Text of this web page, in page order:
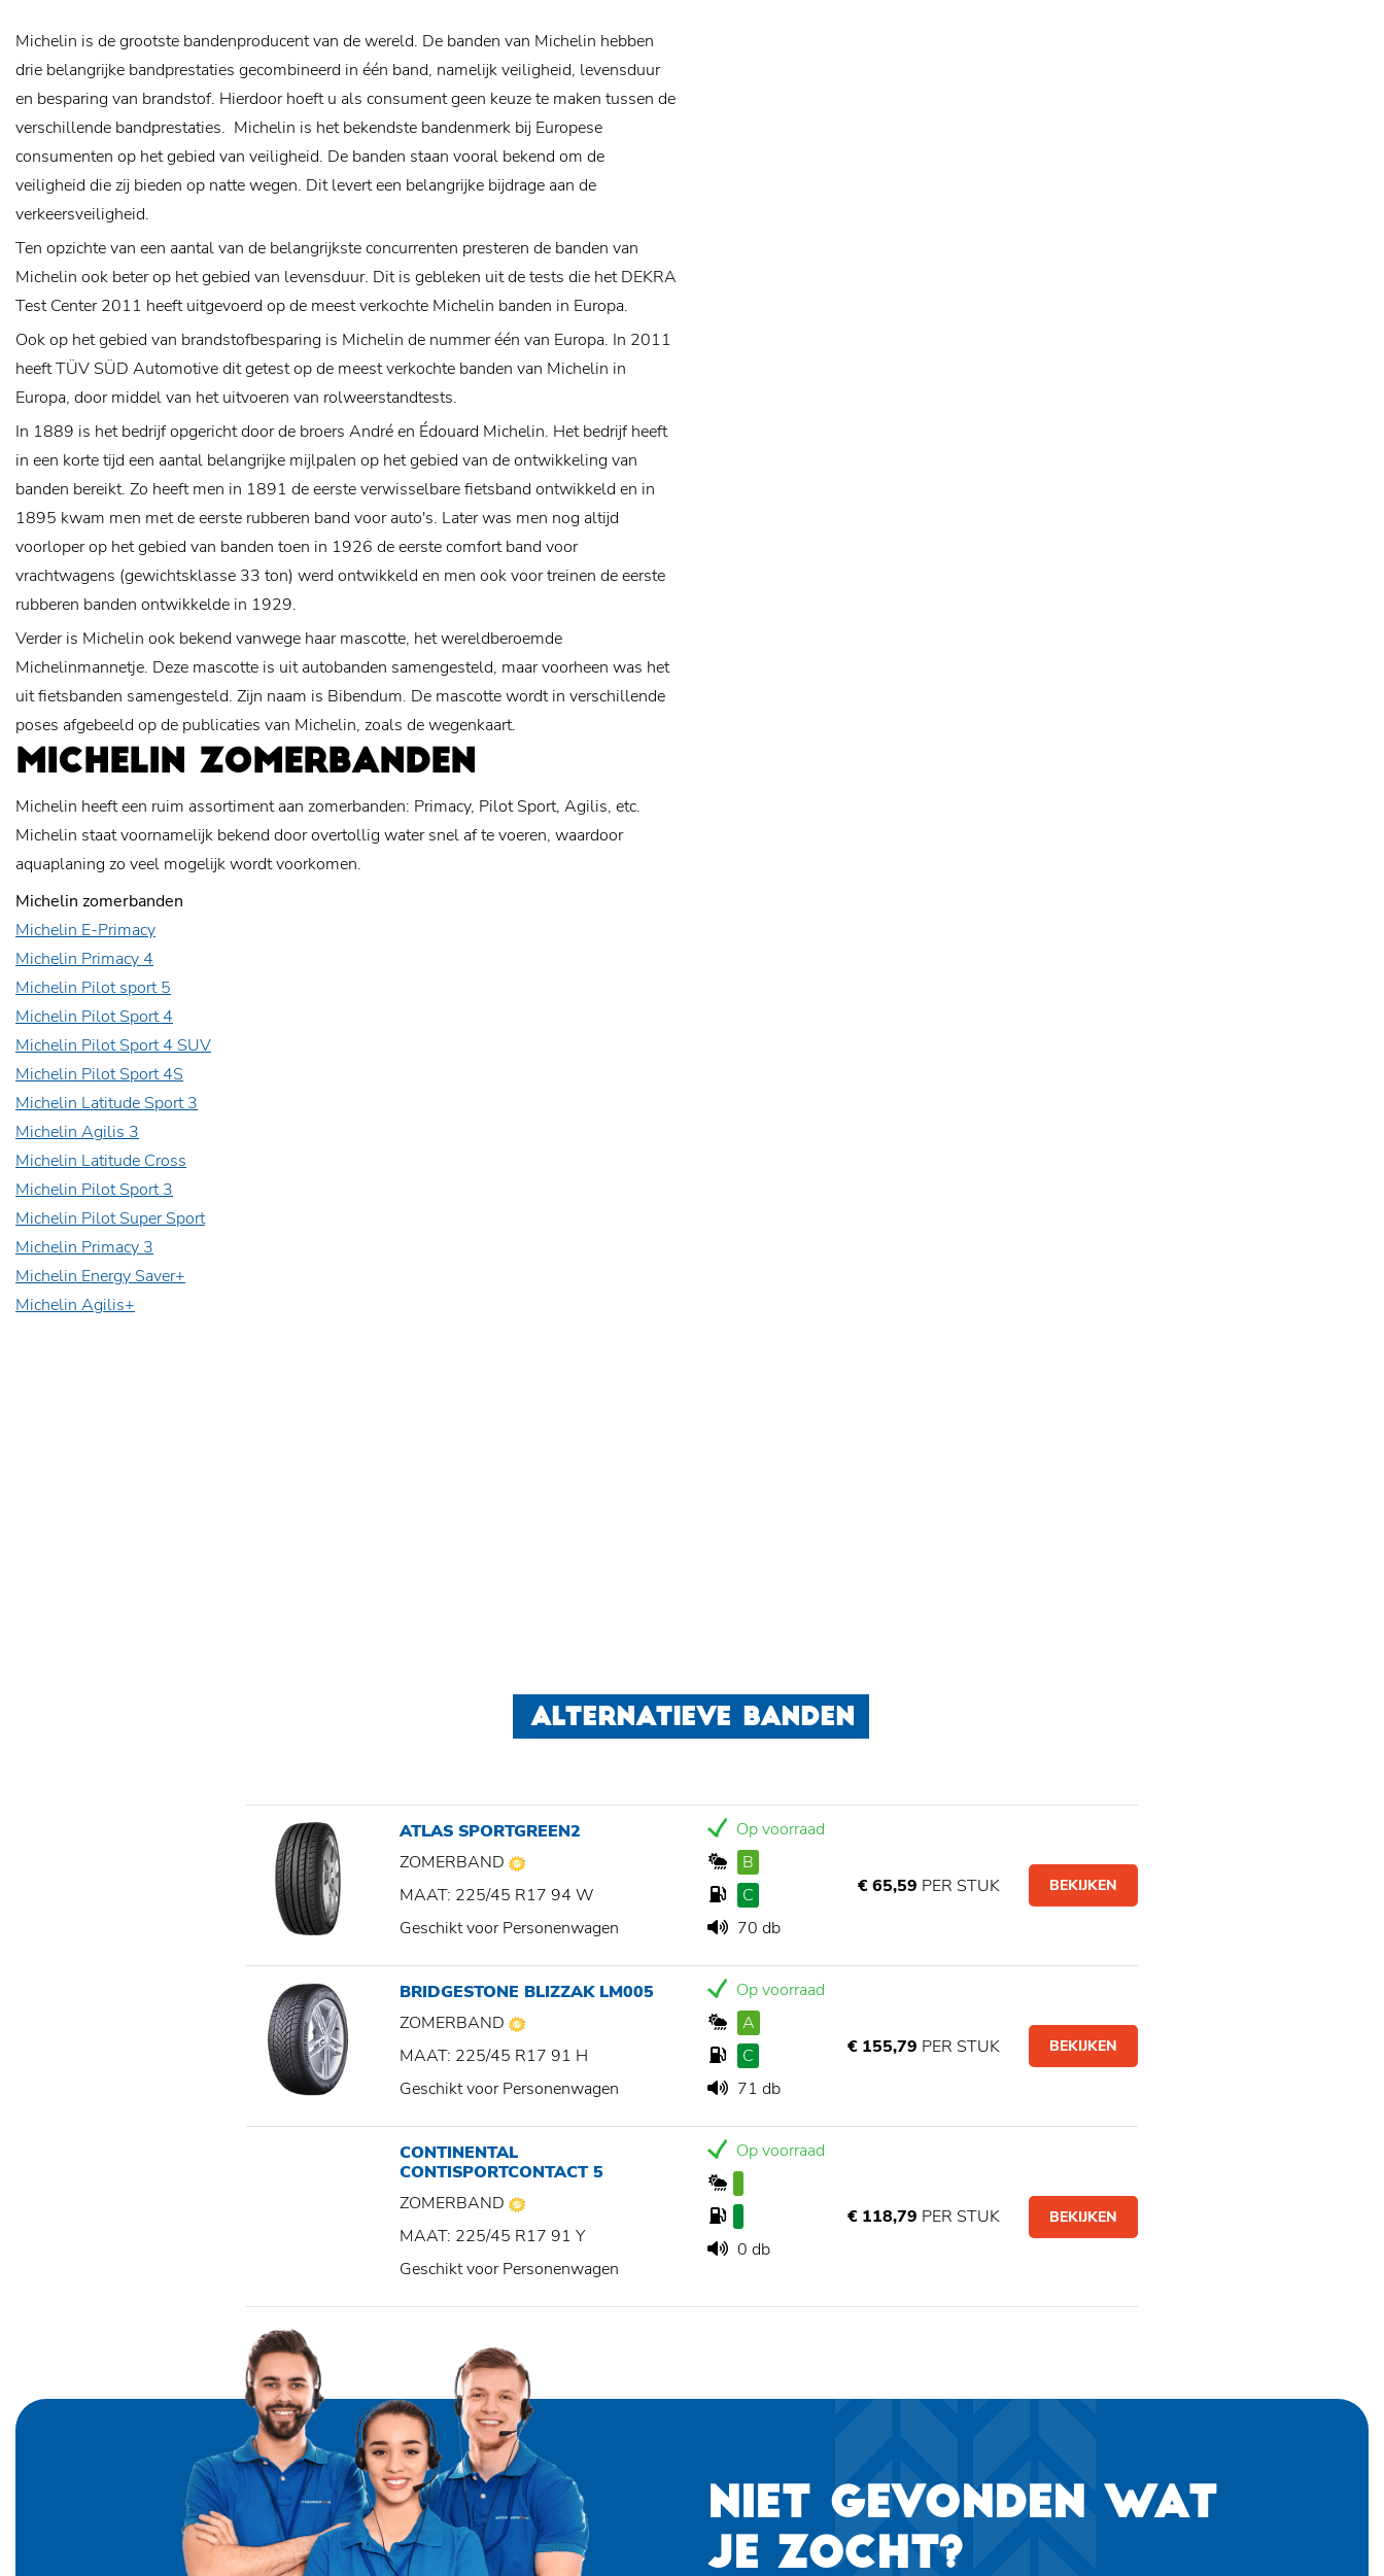
Michelin is de grootste bandenproducent van de wereld. De banden van Michelin hebben
drie belangrijke bandprestaties gecombineerd in één band, namelijk veiligheid, levensduur
en besparing van brandstof. Hierdoor hoeft u als consument geen keuze te maken tussen de
verschillende bandprestaties. Michelin is het bekendste bandenmerk bij Europese
consumenten op het gebied van veiligheid. De banden staan vooral bekend om de
veiligheid die zij bieden op natte wegen. Dit levert een belangrijke bijdrage aan de
verkeersveiligheid.
Ten opzichte van een aantal van de belangrijkste concurrenten presteren de banden van
Michelin ook beter op het gebied van levensduur. Dit is gebleken uit de tests die het DEKRA
Test Center 2011 heeft uitgevoerd op de meest verkochte Michelin banden in Europa.
Ook op het gebied van brandstofbesparing is Michelin de nummer één van Europa. In 2011
heeft TÜV SÜD Automotive dit getest op de meest verkochte banden van Michelin in
Europa, door middel van het uitvoeren van rolweerstandtests.
In 1889 is het bedrijf opgericht door de broers André en Édouard Michelin. Het bedrijf heeft
in een korte tijd een aantal belangrijke mijlpalen op het gebied van de ontwikkeling van
banden bereikt. Zo heeft men in 1891 de eerste verwisselbare fietsband ontwikkeld en in
1895 kwam men met de eerste rubberen band voor auto's. Later was men nog altijd
voorloper op het gebied van banden toen in 1926 de eerste comfort band voor
vrachtwagens (gewichtsklasse 33 ton) werd ontwikkeld en men ook voor treinen de eerste
rubberen banden ontwikkelde in 1929.
Verder is Michelin ook bekend vanwege haar mascotte, het wereldberoemde
Michelinmannetje. Deze mascotte is uit autobanden samengesteld, maar voorheen was het
uit fietsbanden samengesteld. Zijn naam is Bibendum. De mascotte wordt in verschillende
poses afgebeeld op de publicaties van Michelin, zoals de wegenkaart.
MICHELIN ZOMERBANDEN
Michelin heeft een ruim assortiment aan zomerbanden: Primacy, Pilot Sport, Agilis, etc.
Michelin staat voornamelijk bekend door overtollig water snel af te voeren, waardoor
aquaplaning zo veel mogelijk wordt voorkomen.
Michelin zomerbanden
Michelin E-Primacy
Michelin Primacy 4
Michelin Pilot sport 5
Michelin Pilot Sport 4
Michelin Pilot Sport 4 SUV
Michelin Pilot Sport 4S
Michelin Latitude Sport 3
Michelin Agilis 3
Michelin Latitude Cross
Michelin Pilot Sport 3
Michelin Pilot Super Sport
Michelin Primacy 3
Michelin Energy Saver+
Michelin Agilis+
ALTERNATIEVE BANDEN
ATLAS SPORTGREEN2
ZOMERBAND
MAAT: 225/45 R17 94 W
Geschikt voor Personenwagen
Op voorraad
B
C
70 db
€ 65,59 PER STUK BEKIJKEN
BRIDGESTONE BLIZZAK LM005
ZOMERBAND
MAAT: 225/45 R17 91 H
Geschikt voor Personenwagen
Op voorraad
A
C
71 db
€ 155,79 PER STUK BEKIJKEN
CONTINENTAL
CONTISPORTCONTACT 5
ZOMERBAND
MAAT: 225/45 R17 91 Y
Geschikt voor Personenwagen
Op voorraad
0 db
€ 118,79 PER STUK BEKIJKEN
NIET GEVONDEN WAT
JE ZOCHT?